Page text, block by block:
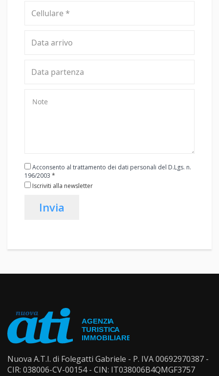
Acconsento al trattamento dei dati personali del D.Lgs. n.
196/2003 *
Iscriviti alla newsletter
Invia
Nuova A.T.I. di Folegatti Gabriele - P. IVA 00692970387 -
CIR: 038006-CV-00154 - CIN: IT038006B4QMGF3757